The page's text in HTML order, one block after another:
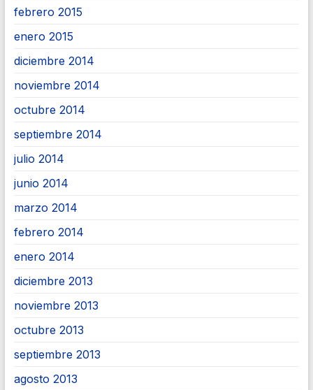
febrero 2015
enero 2015
diciembre 2014
noviembre 2014
octubre 2014
septiembre 2014
julio 2014
junio 2014
marzo 2014
febrero 2014
enero 2014
diciembre 2013
noviembre 2013
octubre 2013
septiembre 2013
agosto 2013